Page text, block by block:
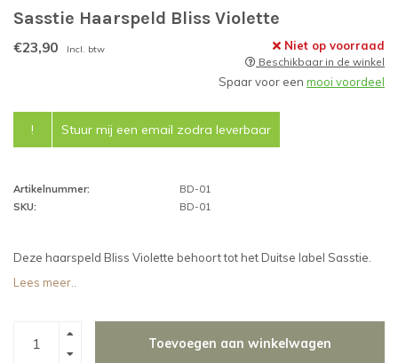
Sasstie Haarspeld Bliss Violette
€23,90 Incl. btw Niet op voorraad
Beschikbaar in de winkel
Spaar voor een mooi voordeel
! Stuur mij een email zodra leverbaar
Artikelnummer:
BD-01
SKU:
BD-01
Deze haarspeld Bliss Violette behoort tot het Duitse label Sasstie.
Lees meer..
Toevoegen aan winkelwagen